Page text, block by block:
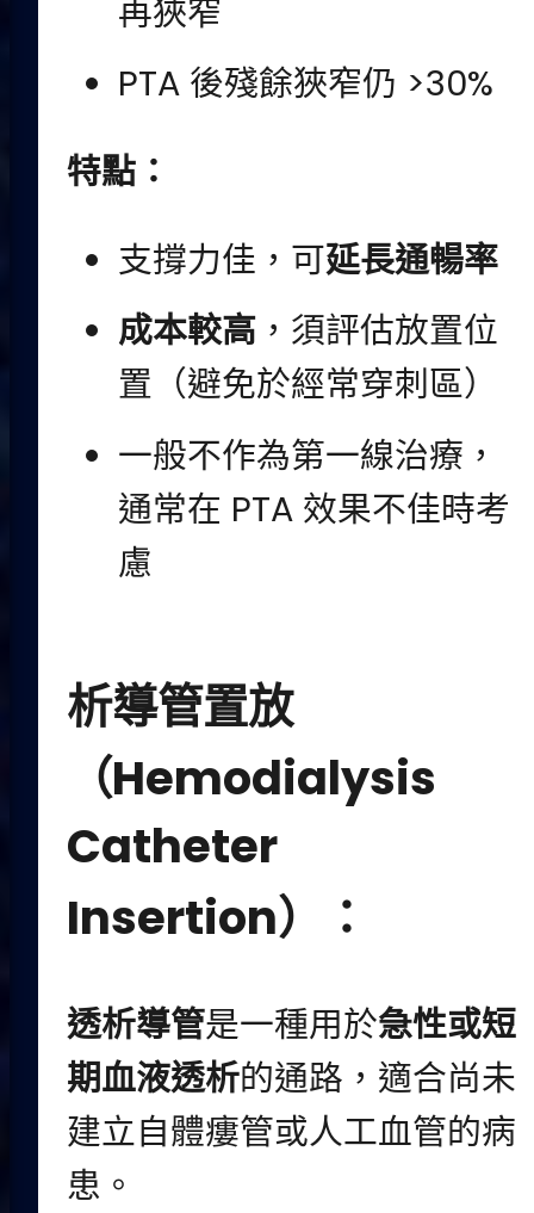
再狹窄
PTA 後殘餘狹窄仍 >30%
特點：
支撐力佳，可延長通暢率
成本較高 ，須評估放置位
置（避免於經常穿刺區）
一般不作為第一線治療，
通常在 PTA 效果不佳時考
慮
析導管置放
（Hemodialysis
Catheter
Insertion）：
透析導管是一種用於急性或短
期血液透析的通路，適合尚未
建立自體瘻管或人工血管的病
患。